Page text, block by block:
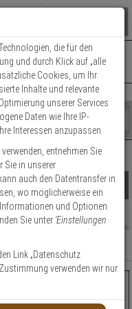
ist momentan leer.
) Fertig
€
| Fr.: 8:00 - 14:00 Uhr
gleichschließend
Top
TOP
die für den
und durch Klick auf „alle
Cookies, um Ihr
Inhalte und relevante
unserer Services
Daten wie Ihre IP-
Interessen anzupassen.
verwenden, entnehmen Sie
Sie in unserer
auch den Datentransfer in
wo möglicherweise ein
und Optionen
Sie unter 'Einstellungen
Link „Datenschutz
verwenden wir nur